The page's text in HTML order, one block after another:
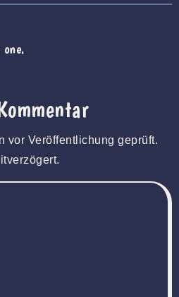
vor Veröffentlichung geprüft.